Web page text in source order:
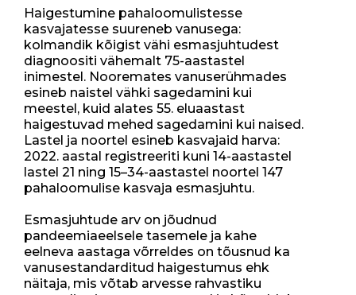
Haigestumine pahaloomulistesse
kasvajatesse suureneb vanusega:
kolmandik kõigist vähi esmasjuhtudest
diagnoositi vähemalt 75-aastastel
inimestel. Nooremates vanuserühmades
esineb naistel vähki sagedamini kui
meestel, kuid alates 55. eluaastast
haigestuvad mehed sagedamini kui naised.
Lastel ja noortel esineb kasvajaid harva:
2022. aastal registreeriti kuni 14-aastastel
lastel 21 ning 15–34-aastastel noortel 147
pahaloomulise kasvaja esmasjuhtu.
Esmasjuhtude arv on jõudnud
pandeemiaeelsele tasemele ja kahe
eelneva aastaga võrreldes on tõusnud ka
vanusestandarditud haigestumus ehk
näitaja, mis võtab arvesse rahvastiku